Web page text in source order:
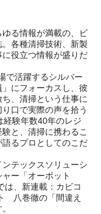
る情報が満載の、ビ
各種清掃技術、新製
役立つ情報が盛りだ
で活躍するシルバー
にフォーカスし、彼
、清掃という仕事に
口で実際の声を拾う
経験年数40年のレジ
と、清掃に携わるこ
るプロとしてのこだ
テックスソリューシ
ー「オーボット
は、新連載：カビコ
八巻徹の「間違え